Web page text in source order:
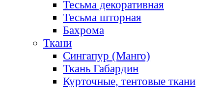
Тесьма декоративная
Тесьма шторная
Бахрома
Ткани
Сингапур (Манго)
Ткань Габардин
Курточные, тентовые ткани